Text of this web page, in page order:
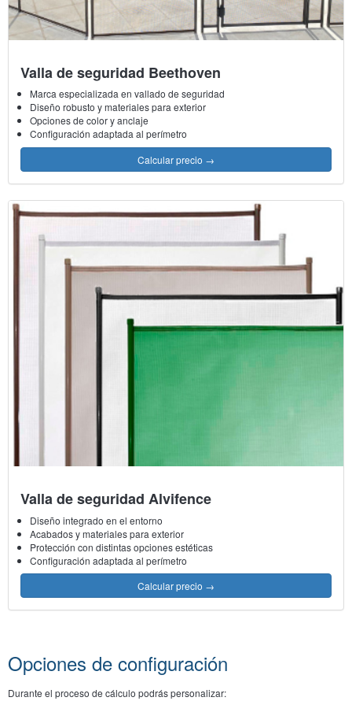
Valla de seguridad Beethoven
Marca especializada en vallado de seguridad
Diseño robusto y materiales para exterior
Opciones de color y anclaje
Configuración adaptada al perímetro
Calcular precio →
Valla de seguridad Alvifence
Diseño integrado en el entorno
Acabados y materiales para exterior
Protección con distintas opciones estéticas
Configuración adaptada al perímetro
Calcular precio →
Opciones de configuración
Durante el proceso de cálculo podrás personalizar: